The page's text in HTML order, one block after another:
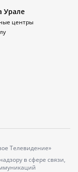
Урале
центры
Телевидение»
в сфере связи,